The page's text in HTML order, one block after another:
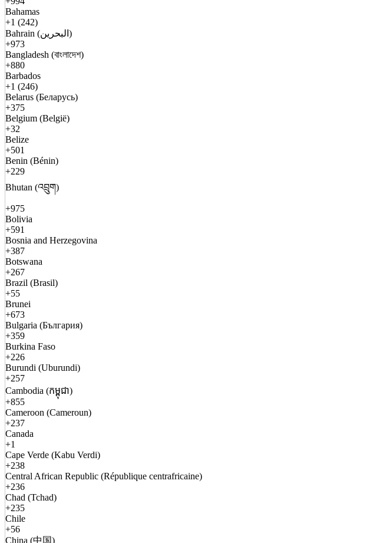
Bahamas
+1 (242)
Bahrain (البحرين)
+973
Bangladesh (বাংলাদেশ)
+880
Barbados
+1 (246)
Belarus (Беларусь)
+375
Belgium (België)
+32
Belize
+501
Benin (Bénin)
+229
Bhutan (འབྲུག)
+975
Bolivia
+591
Bosnia and Herzegovina
+387
Botswana
+267
Brazil (Brasil)
+55
Brunei
+673
Bulgaria (България)
+359
Burkina Faso
+226
Burundi (Uburundi)
+257
Cambodia (កម្ពុជា)
+855
Cameroon (Cameroun)
+237
Canada
+1
Cape Verde (Kabu Verdi)
+238
Central African Republic (République centrafricaine)
+236
Chad (Tchad)
+235
Chile
+56
China (中国)